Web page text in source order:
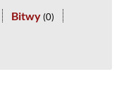
Bitwy (0)